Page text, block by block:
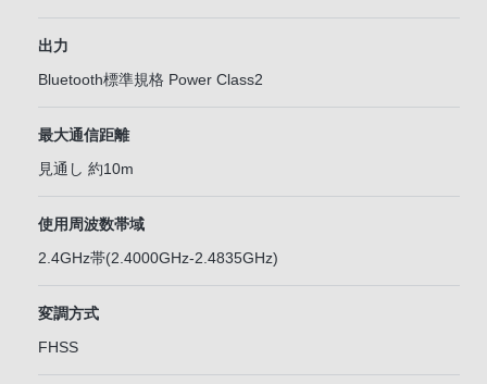
出力
Bluetooth標準規格 Power Class2
最大通信距離
見通し 約10m
使用周波数帯域
2.4GHz帯(2.4000GHz-2.4835GHz)
変調方式
FHSS